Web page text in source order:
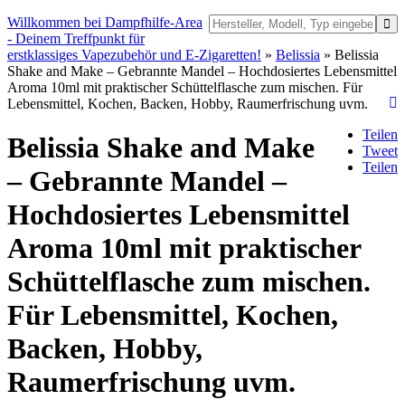
Willkommen bei Dampfhilfe-Area
- Deinem Treffpunkt für
erstklassiges Vapezubehör und E-Zigaretten! » Belissia » Belissia
Shake and Make – Gebrannte Mandel – Hochdosiertes Lebensmittel
Aroma 10ml mit praktischer Schüttelflasche zum mischen. Für
Lebensmittel, Kochen, Backen, Hobby, Raumerfrischung uvm.
Teilen
Tweet
Teilen
Belissia Shake and Make
– Gebrannte Mandel –
Hochdosiertes Lebensmittel
Aroma 10ml mit praktischer
Schüttelflasche zum mischen.
Für Lebensmittel, Kochen,
Backen, Hobby,
Raumerfrischung uvm.